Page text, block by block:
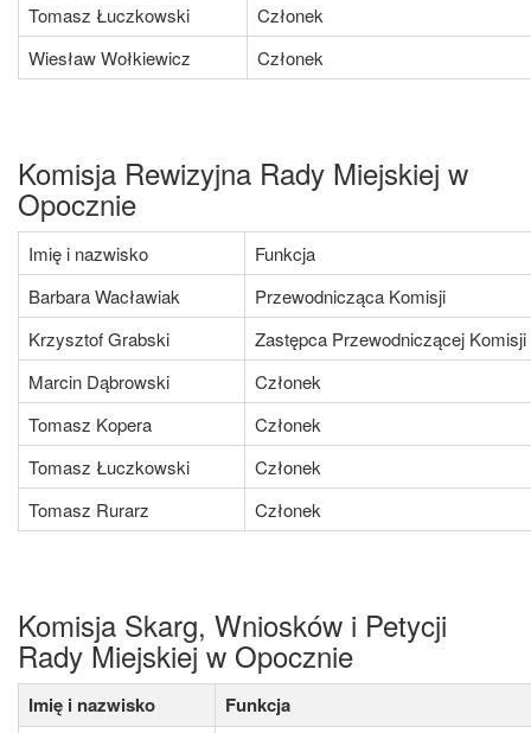
Tomasz Łuczkowski
Członek
Wiesław Wołkiewicz
Członek
Komisja Rewizyjna Rady Miejskiej w
Opocznie
Imię i nazwisko
Funkcja
Barbara Wacławiak
Przewodnicząca Komisji
Krzysztof Grabski
Zastępca Przewodniczącej Komisji
Marcin Dąbrowski
Członek
Tomasz Kopera
Członek
Tomasz Łuczkowski
Członek
Tomasz Rurarz
Członek
Komisja Skarg, Wniosków i Petycji
Rady Miejskiej w Opocznie
Imię i nazwisko Funkcja